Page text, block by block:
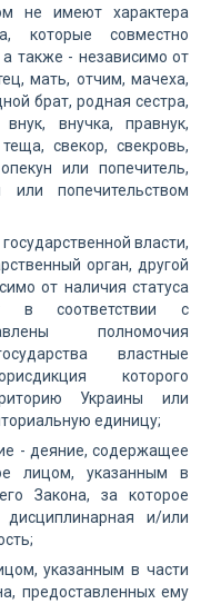
не имеют характера
которые совместно
также - независимо от
мать, отчим, мачеха,
брат, родная сестра,
внучка, правнук,
свекор, свекровь,
или попечитель,
попечительством
власти,
орган, другой
от наличия статуса
в соответствии с
полномочия
властные
которого
Украины или
единицу;
- деяние, содержащее
лицом, указанным в
Закона, за которое
дисциплинарная и/или
указанным в части
предоставленных ему